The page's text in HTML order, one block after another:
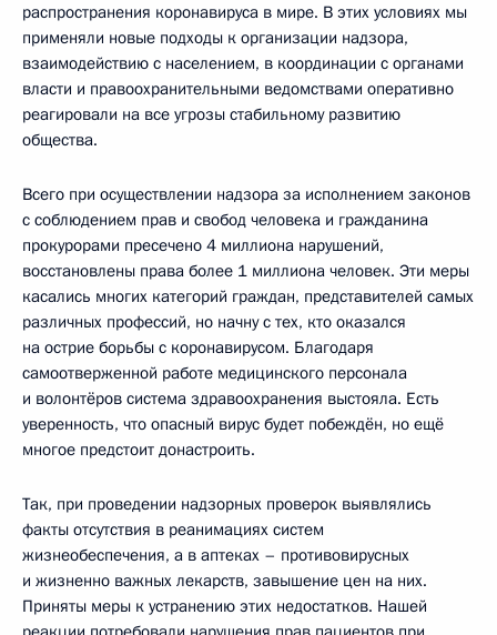
распространения коронавируса в мире. В этих условиях мы
применяли новые подходы к организации надзора,
взаимодействию с населением, в координации с органами
власти и правоохранительными ведомствами оперативно
реагировали на все угрозы стабильному развитию
общества.
Всего при осуществлении надзора за исполнением законов
с соблюдением прав и свобод человека и гражданина
прокурорами пресечено 4 миллиона нарушений,
восстановлены права более 1 миллиона человек. Эти меры
касались многих категорий граждан, представителей самых
различных профессий, но начну с тех, кто оказался
на острие борьбы с коронавирусом. Благодаря
самоотверженной работе медицинского персонала
и волонтёров система здравоохранения выстояла. Есть
уверенность, что опасный вирус будет побеждён, но ещё
многое предстоит донастроить.
Так, при проведении надзорных проверок выявлялись
факты отсутствия в реанимациях систем
жизнеобеспечения, а в аптеках – противовирусных
и жизненно важных лекарств, завышение цен на них.
Приняты меры к устранению этих недостатков. Нашей